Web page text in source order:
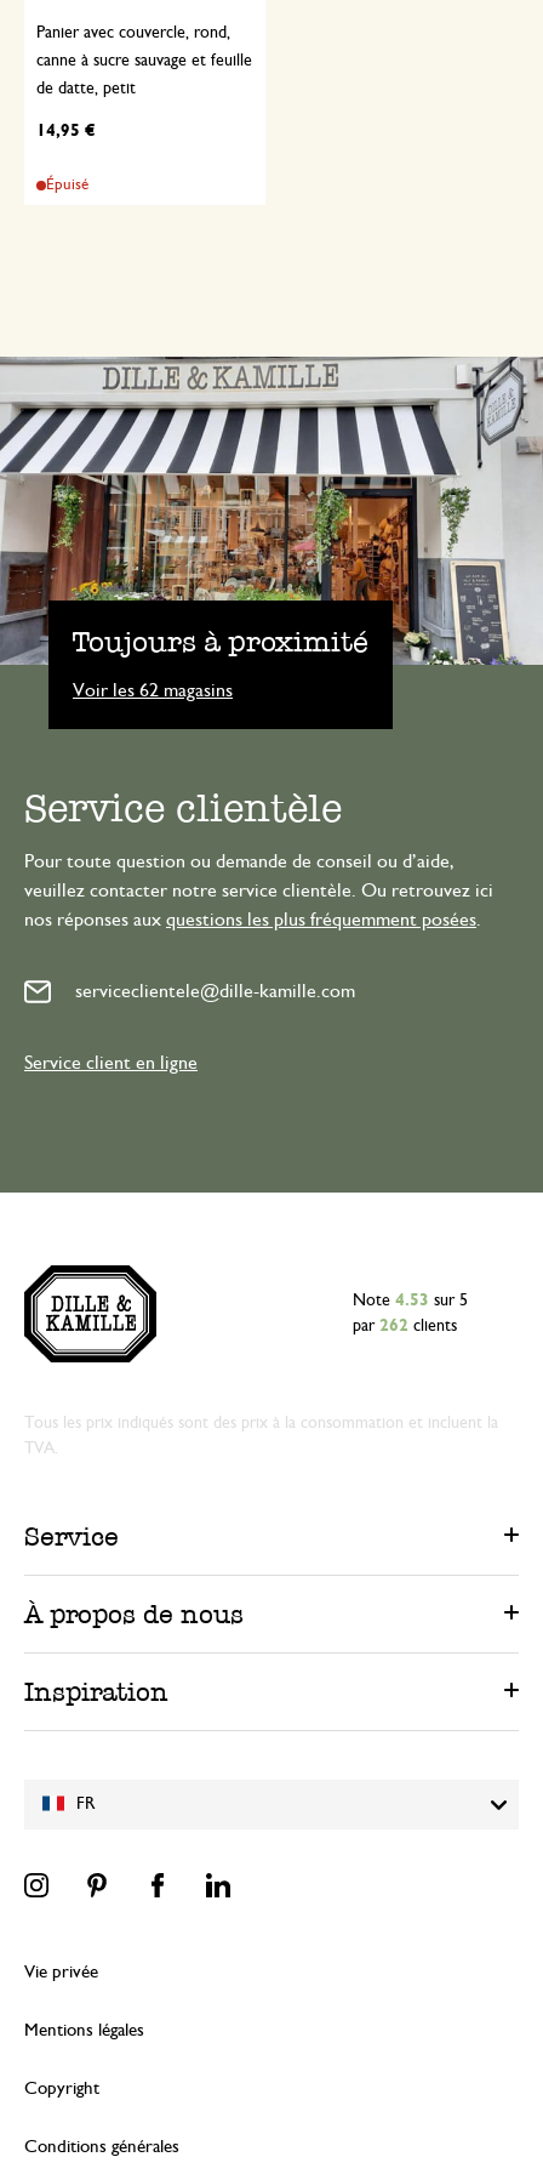
Panier avec couvercle, rond,
canne à sucre sauvage et feuille
de datte, petit
14,95 €
Épuisé
Toujours à proximité
Voir les 62 magasins
Service clientèle
Pour toute question ou demande de conseil ou d’aide,
veuillez contacter notre service clientèle. Ou retrouvez ici
nos réponses aux questions les plus fréquemment posées
serviceclientele@dille-kamille.com
Service client en ligne
FR
Note 4.53 sur 5
par 262 clients
Tous les prix indiqués sont des prix à la consommation et incluent la
TVA.
Service
À propos de nous
Inspiration
Vie privée
Mentions légales
Copyright
Conditions générales